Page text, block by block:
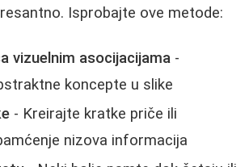
Isprobajte ove metode:
vizuelnim asocijacijama -
koncepte u slike
- Kreirajte kratke priče ili
nizova informacija